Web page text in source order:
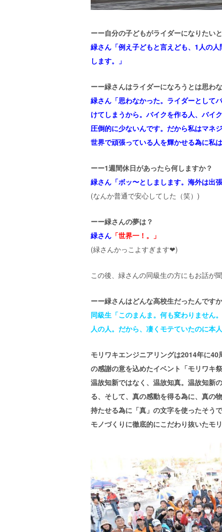
ーー自分の子どもがライダーになりたい
緑さん「例え子どもと言えども、1人の
します。」
ーー緑さんはライダーになろうとは思わ
緑さん「思わなかった。ライダーとして
けてしまうから。バイクを作る人、バイ
圧倒的に少ないんです。だから私はマネ
世界で頑張っている人を輝かせる為に私
ーー1週間休日があったら何しますか？
緑さん「ボッ〜としまします。海外は出
(なんか普通で安心してした（笑）)
ーー緑さんの夢は？
緑さん「世界一！。」
(緑さんかっこよすぎます❤︎)
この後、緑さんの同級生の方にもお話が
ーー緑さんはどんな高校生だったんです
同級生「このまんま。何も変わりません
人の人。だから、凄くモテていたのに本
モリワキエンジニアリングは2014年に
の感謝の意を込めたイベント「モリワキ
温故知新ではなく、温故知真。温故知新
る、そして、真の感動を得る為に、真の
持たせる為に「真」の文字を使ったそう
モノづくりに徹底的にこだわり抜いたモ